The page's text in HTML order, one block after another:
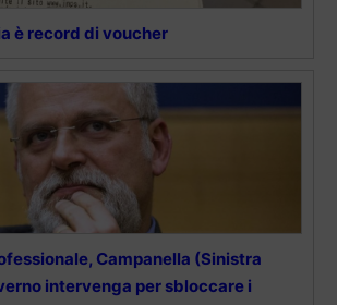
è record di voucher
Campanella (Sinistra
intervenga per sbloccare i